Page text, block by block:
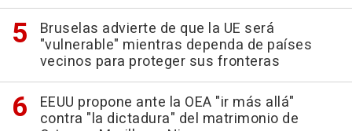
Bruselas advierte de que la UE será
"vulnerable" mientras dependa de países
vecinos para proteger sus fronteras
EEUU propone ante la OEA "ir más allá"
contra "la dictadura" del matrimonio de